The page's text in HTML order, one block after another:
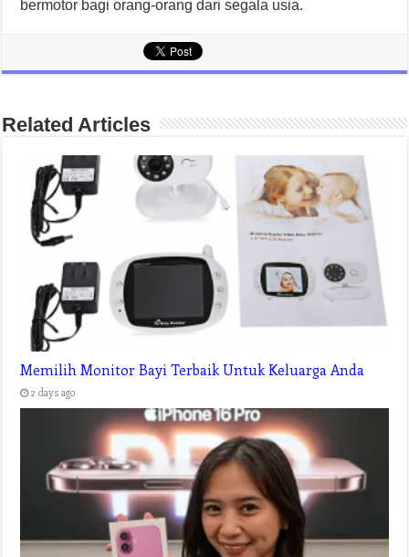
bermotor bagi orang-orang dari segala usia.
Related Articles
Memilih Monitor Bayi Terbaik Untuk Keluarga Anda
2 days ago